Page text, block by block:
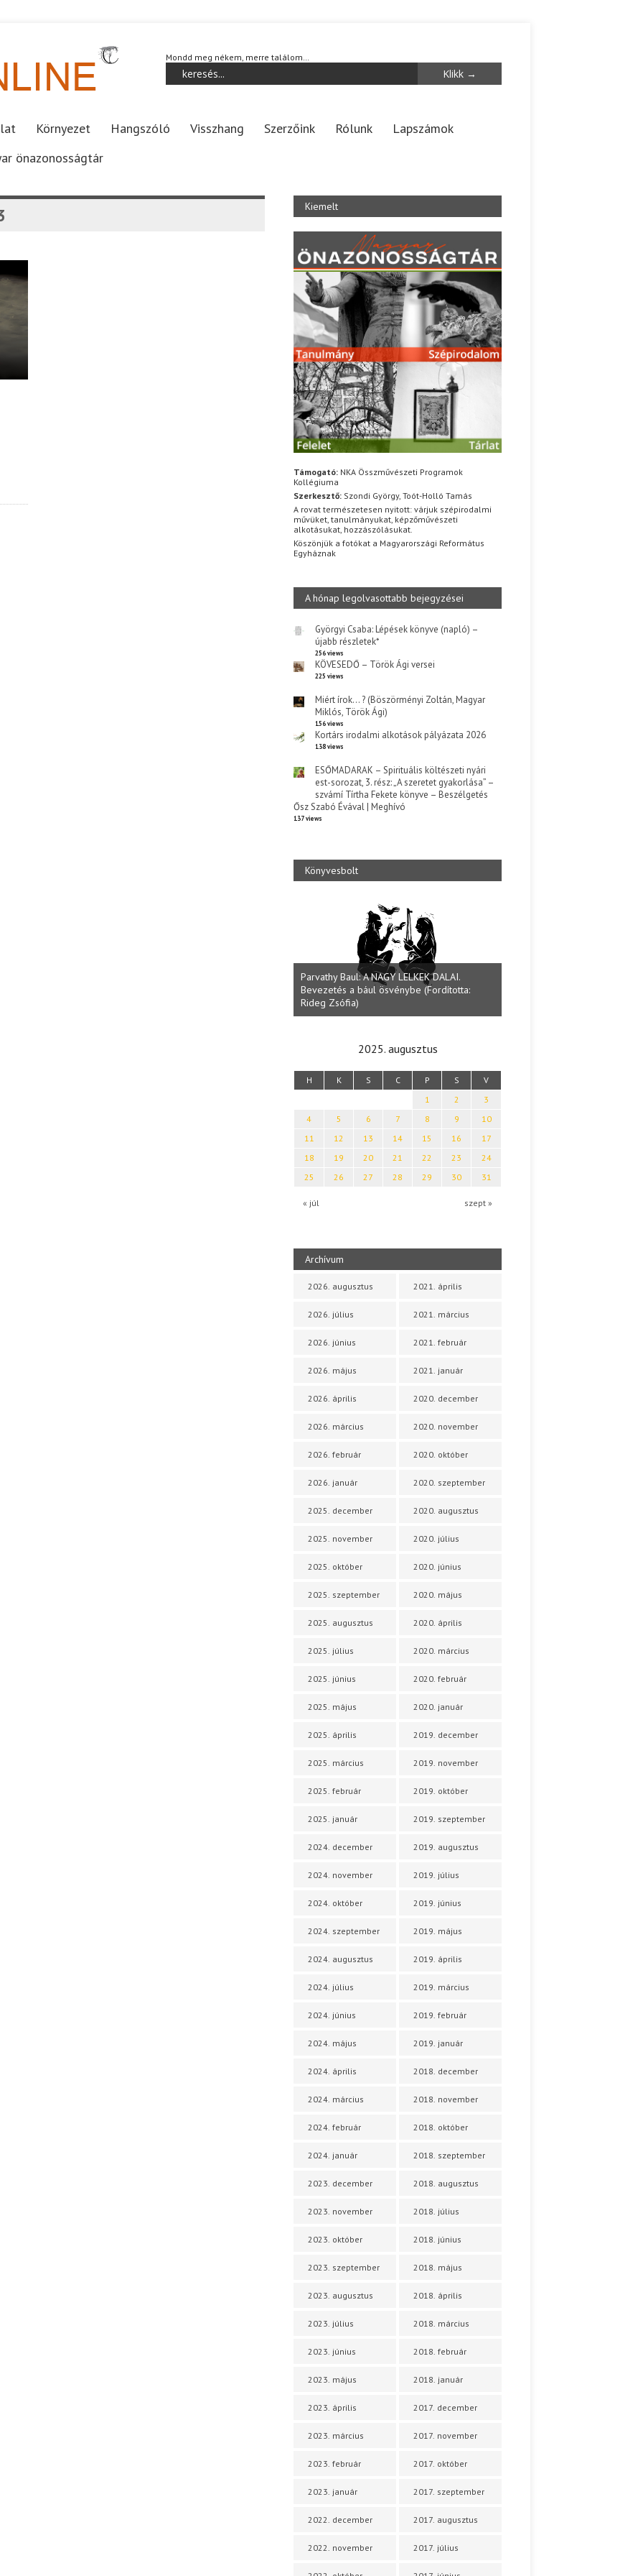
Mondd meg nékem, merre találom…
Környezet Hangszóló Visszhang Szerzőink Rólunk
Lapszámok
önazonosságtár
Kiemelt
Támogató: NKA Összművészeti Programok
Kollégiuma
Szerkesztő: Szondi György, Toót-Holló Tamás
A rovat természetesen nyitott: várjuk szépirodalmi
művüket, tanulmányukat, képzőművészeti
alkotásukat, hozzászólásukat.
Köszönjük a fotókat a Magyarországi Református
Egyháznak
A hónap legolvasottabb bejegyzései
Györgyi Csaba: Lépések könyve (napló) –
újabb részletek*
256 views
KÖVESEDŐ – Török Ági versei
225 views
Miért írok… ? (Böszörményi Zoltán, Magyar
Miklós, Török Ági)
156 views
Kortárs irodalmi alkotások pályázata 2026
138 views
ESŐMADARAK – Spirituális költészeti nyári
est-sorozat, 3. rész: „A szeretet gyakorlása” –
szvámí Tírtha Fekete könyve – Beszélgetés
Ősz Szabó Évával | Meghívó
137 views
Könyvesbolt
Parvathy Baul: A NAGY LELKEK DALAI.
Bevezetés a bául ösvénybe (Fordította:
Rideg Zsófia)
2025. augusztus
H K S C P S V
« júl szept »
1 2
3
4
5 6 7 8 9
10
11
12 13 14 15 16
17
18
19 20 21 22 23
24
25
26 27 28 29 30 31
Archívum
2026. augusztus
2026. július
2026. június
2026. május
2026. április
2026. március
2026. február
2026. január
2025. december
2025. november
2025. október
2025. szeptember
2025. augusztus
2025. július
2025. június
2025. május
2025. április
2025. március
2025. február
2025. január
2024. december
2024. november
2024. október
2024. szeptember
2024. augusztus
2024. július
2024. június
2024. május
2024. április
2024. március
2024. február
2024. január
2023. december
2023. november
2023. október
2023. szeptember
2023. augusztus
2023. július
2023. június
2023. május
2023. április
2023. március
2023. február
2023. január
2022. december
2022. november
2021. április
2021. március
2021. február
2021. január
2020. december
2020. november
2020. október
2020. szeptember
2020. augusztus
2020. július
2020. június
2020. május
2020. április
2020. március
2020. február
2020. január
2019. december
2019. november
2019. október
2019. szeptember
2019. augusztus
2019. július
2019. június
2019. május
2019. április
2019. március
2019. február
2019. január
2018. december
2018. november
2018. október
2018. szeptember
2018. augusztus
2018. július
2018. június
2018. május
2018. április
2018. március
2018. február
2018. január
2017. december
2017. november
2017. október
2017. szeptember
2017. augusztus
2017. július